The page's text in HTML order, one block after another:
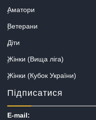
Аматори
Ветерани
Діти
Жінки (Вища ліга)
Жінки (Кубок України)
Підписатися
E-mail: